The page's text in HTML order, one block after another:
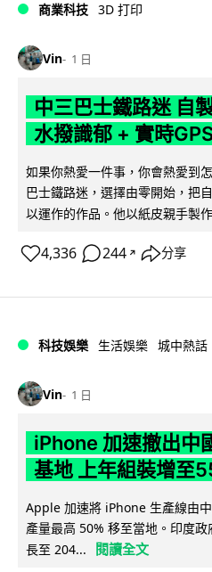
商業科技 3D 打印
Vin 1 日
中三巴士鐵路迷 自
水撥識郁 + 實時
如果你熱愛一件事，你會熱愛到
巴士鐵路迷，選擇由零開始，把
以運作的作品。他以紙皮親手製
4,336 244 ↗ 分享
科技娛樂 生活娛樂 城中熱話
Vin 1 日
iPhone 加速撤出中
基地 上年組裝增至
Apple 加速將 iPhone 生產線由
產量最高 50% 移至當地。印度
長至 204...
閱讀全文